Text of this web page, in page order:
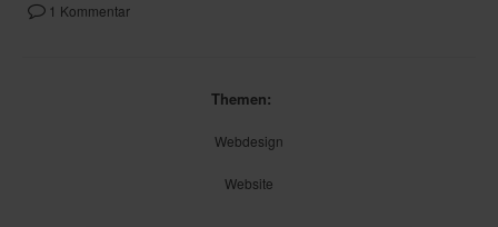
1 Kommentar
Themen:
Webdesign
Website